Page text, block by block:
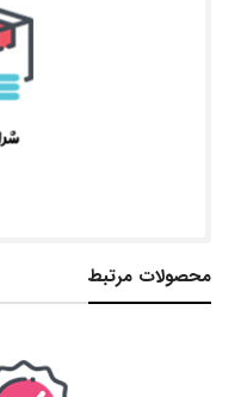
محصولات مرتبط